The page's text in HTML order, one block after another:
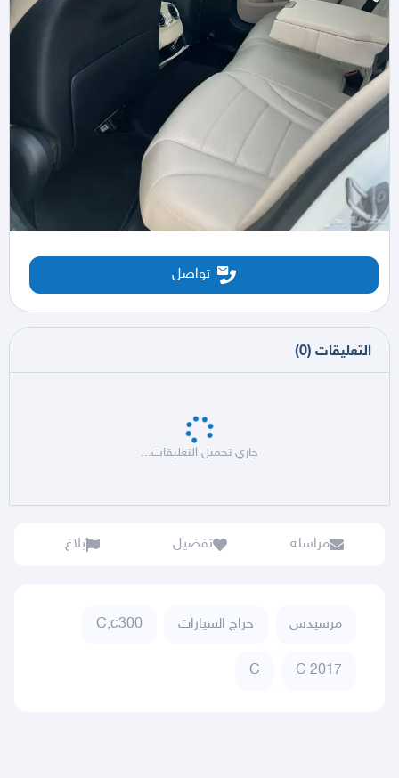
تواصل
التعليقات (
0
)
جاري تحميل التعليقات...
مراسلة تفضيل بلاغ
مرسيدس حراج السيارات C,c300
C 2017
C